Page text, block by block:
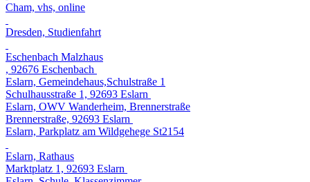
Cham, vhs, online
Dresden, Studienfahrt
Eschenbach Malzhaus
, 92676 Eschenbach
Eslarn, Gemeindehaus,Schulstraße 1
Schulhausstraße 1, 92693 Eslarn
Eslarn, OWV Wanderheim, Brennerstraße
Brennerstraße, 92693 Eslarn
Eslarn, Parkplatz am Wildgehege St2154
Eslarn, Rathaus
Marktplatz 1, 92693 Eslarn